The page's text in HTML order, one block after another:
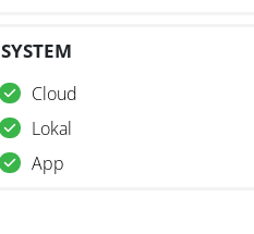
SYSTEM
Cloud
Lokal
App